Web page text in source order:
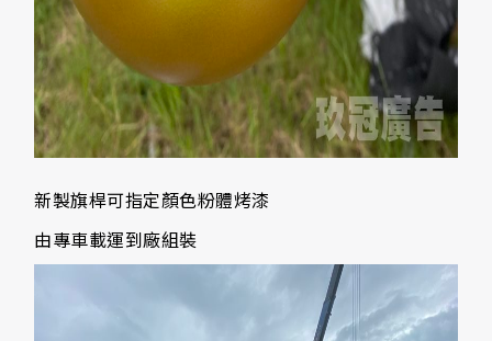
新製旗桿可指定顏色粉體烤漆
由專車載運到廠組裝